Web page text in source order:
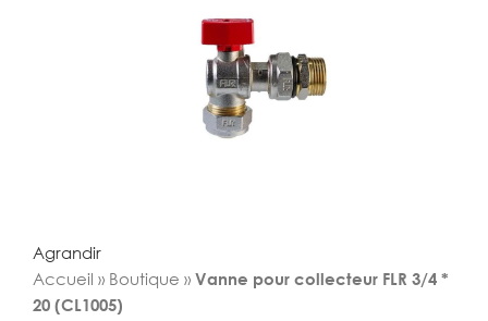
Agrandir
Accueil » Boutique » Vanne pour collecteur FLR 3/4 *
20 (CL1005)